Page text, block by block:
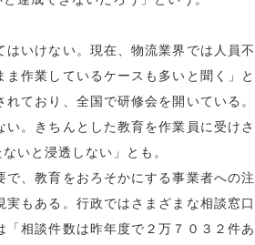
いけない。現在、物流業界では人員不
作業しているケースも多いと聞く」と
ており、全国で研修会を開いている。
。きちんとした教育を作業員に受けさ
いと浸透しない」とも。
、教育をおろそかにする事業者への注
もある。行政ではさまざまな相談窓口
相談件数は昨年度で２万７０３２件あ